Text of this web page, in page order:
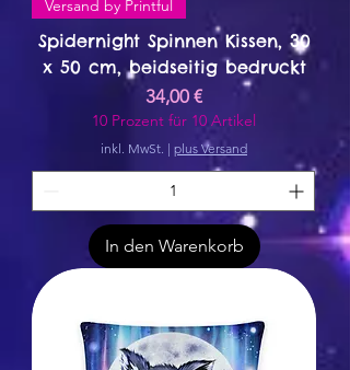
Versand by Printful
Spidernight Spinnen Kissen, 30
x 50 cm, beidseitig bedruckt
Preis
34,00 €
10 Prozent für 10 Artikel
inkl. MwSt. | plus Versand
In den Warenkorb